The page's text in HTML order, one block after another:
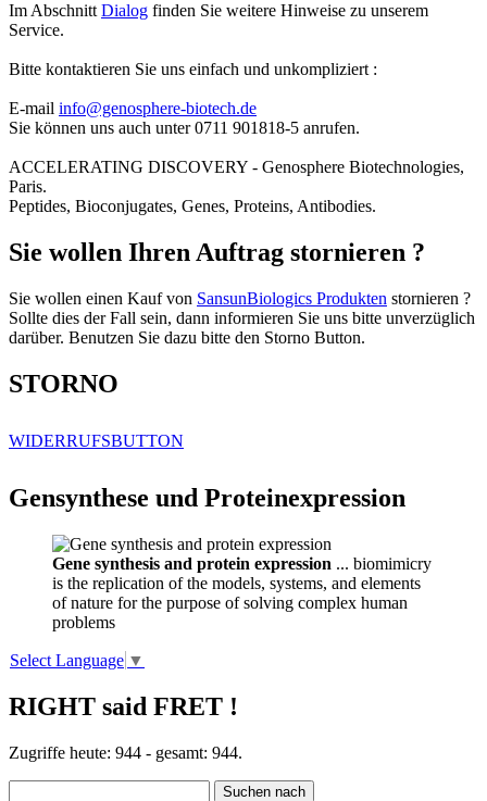
Im Abschnitt Dialog finden Sie weitere Hinweise zu unserem
Service.
Bitte kontaktieren Sie uns einfach und unkompliziert :
E-mail info@genosphere-biotech.de
Sie können uns auch unter 0711 901818-5 anrufen.
ACCELERATING DISCOVERY - Genosphere Biotechnologies,
Paris.
Peptides, Bioconjugates, Genes, Proteins, Antibodies.
Sie wollen Ihren Auftrag stornieren ?
Sie wollen einen Kauf von SansunBiologics Produkten stornieren ?
Sollte dies der Fall sein, dann informieren Sie uns bitte unverzüglich
darüber. Benutzen Sie dazu bitte den Storno Button.
STORNO
WIDERRUFSBUTTON
Gensynthese und Proteinexpression
Gene synthesis and protein expression ... biomimicry
is the replication of the models, systems, and elements
of nature for the purpose of solving complex human
problems
Select Language ▼
RIGHT said FRET !
Zugriffe heute: 944 - gesamt: 944.